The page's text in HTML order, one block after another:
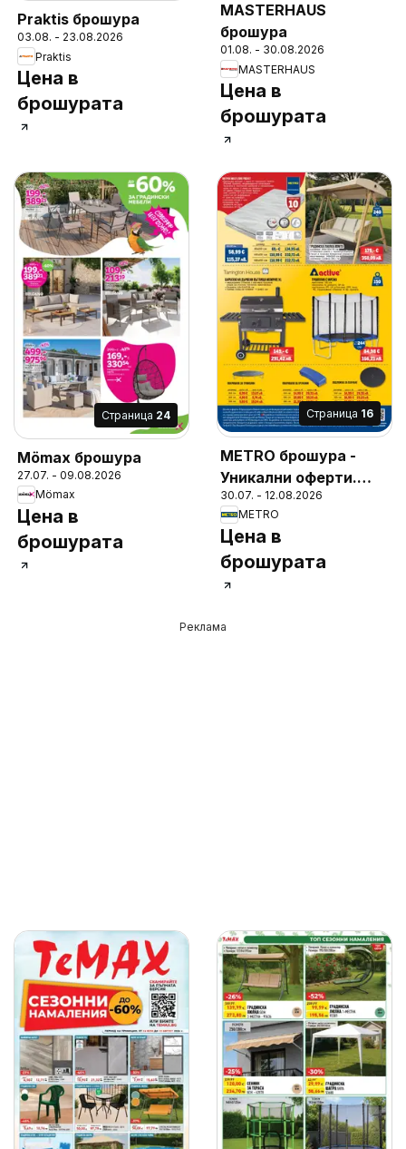
Praktis брошура
03.08. - 23.08.2026
Praktis
Цена в
брошурата
MASTERHAUS
брошура
01.08. - 30.08.2026
MASTERHAUS
Цена в
брошурата
Cтраница 24
Mömax брошура
27.07. - 09.08.2026
Mömax
Цена в
брошурата
Cтраница 16
METRO брошура -
Уникални оферти.
Финални бройки
30.07. - 12.08.2026
METRO
Цена в
брошурата
Реклама